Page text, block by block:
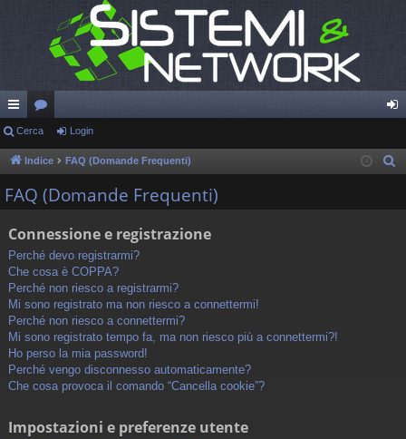
oll
eg
a
en
ti
R
ap
idi
or
u in
Cerca Login
Indice FAQ (Domande Frequenti)
FAQ (Domande Frequenti)
Connessione e registrazione
Perché devo registrarmi?
Che cosa è COPPA?
Perché non riesco a registrarmi?
Mi sono registrato ma non riesco a connettermi!
Perché non riesco a connettermi?
Mi sono registrato tempo fa, ma non riesco più a connettermi?!
Ho perso la mia password!
Perché vengo disconnesso automaticamente?
Che cosa provoca il comando “Cancella cookie”?
Impostazioni e preferenze utente